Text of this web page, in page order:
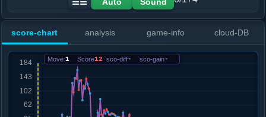
13. 车四平九
红+15
车二进二
车二进二
.....卒３进１
红+126
砲８进２
15. 兵七进一
.....马２进４
16. 炮七退一
☰☰
Auto Sound
score-chart analysis game-info cloud-DB
Move:1 Score12 sco-diff- sco-gain-